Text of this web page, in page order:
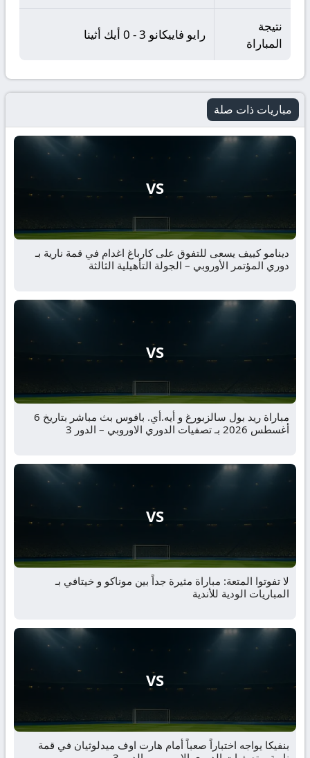
نتيجة
المباراة
رايو فاييكانو 3 - 0 أيك أثينا
مباريات ذات صلة
VS
دينامو كييف يسعى للتفوق على كارباغ اغدام في قمة نارية بـ
دوري المؤتمر الأوروبي – الجولة التأهيلية الثالثة
VS
مباراة ريد بول سالزبورغ و أيه.أي. بافوس بث مباشر بتاريخ 6
أغسطس 2026 بـ تصفيات الدوري الاوروبي – الدور 3
VS
لا تفوتوا المتعة: مباراة مثيرة جداً بين موناكو و خيتافي بـ
المباريات الودية للأندية
VS
بنفيكا يواجه اختباراً صعباً أمام هارت اوف ميدلوثيان في قمة